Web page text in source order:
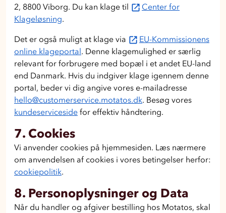
2, 8800 Viborg. Du kan klage til
Center for
Klageløsning.
Det er også muligt at klage via
EU-Kommissionens
online klageportal. Denne klagemulighed er særlig
relevant for forbrugere med bopæl i et andet EU-land
end Danmark. Hvis du indgiver klage igennem denne
portal, beder vi dig angive vores e-mailadresse
hello@customerservice.motatos.dk. Besøg vores
kundeserviceside for effektiv håndtering.
7. Cookies
Vi anvender cookies på hjemmesiden. Læs nærmere
om anvendelsen af cookies i vores betingelser herfor:
cookiepolitik.
8. Personoplysninger og Data
Når du handler og afgiver bestilling hos Motatos, skal